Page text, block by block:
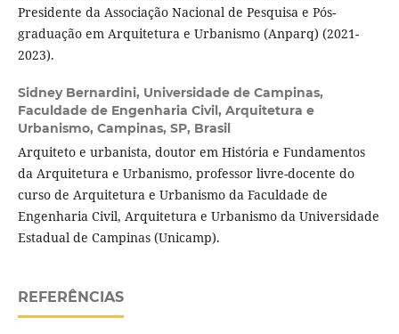
Presidente da Associação Nacional de Pesquisa e Pós-
graduação em Arquitetura e Urbanismo (Anparq) (2021-
2023).
Sidney Bernardini, Universidade de Campinas,
Faculdade de Engenharia Civil, Arquitetura e
Urbanismo, Campinas, SP, Brasil
Arquiteto e urbanista, doutor em História e Fundamentos
da Arquitetura e Urbanismo, professor livre-docente do
curso de Arquitetura e Urbanismo da Faculdade de
Engenharia Civil, Arquitetura e Urbanismo da Universidade
Estadual de Campinas (Unicamp).
REFERÊNCIAS